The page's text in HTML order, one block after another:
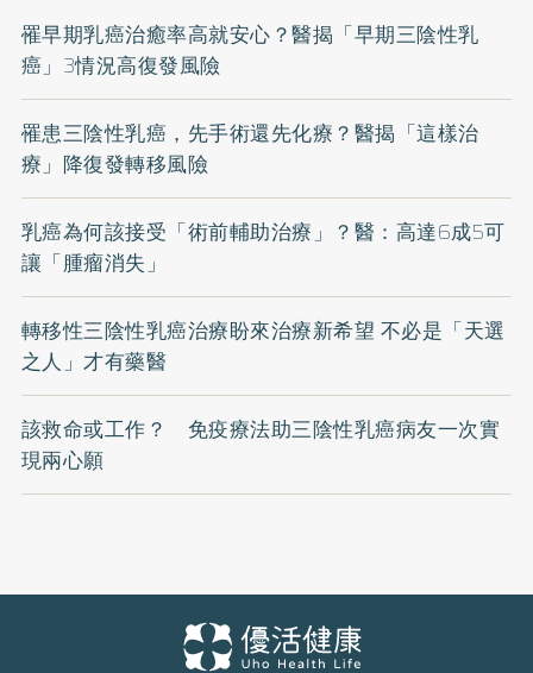
罹早期乳癌治癒率高就安心？醫揭「早期三陰性乳
癌」3情況高復發風險
罹患三陰性乳癌，先手術還先化療？醫揭「這樣治
療」降復發轉移風險
乳癌為何該接受「術前輔助治療」？醫：高達6成5可
讓「腫瘤消失」
轉移性三陰性乳癌治療盼來治療新希望 不必是「天選
之人」才有藥醫
該救命或工作？ 免疫療法助三陰性乳癌病友一次實
現兩心願